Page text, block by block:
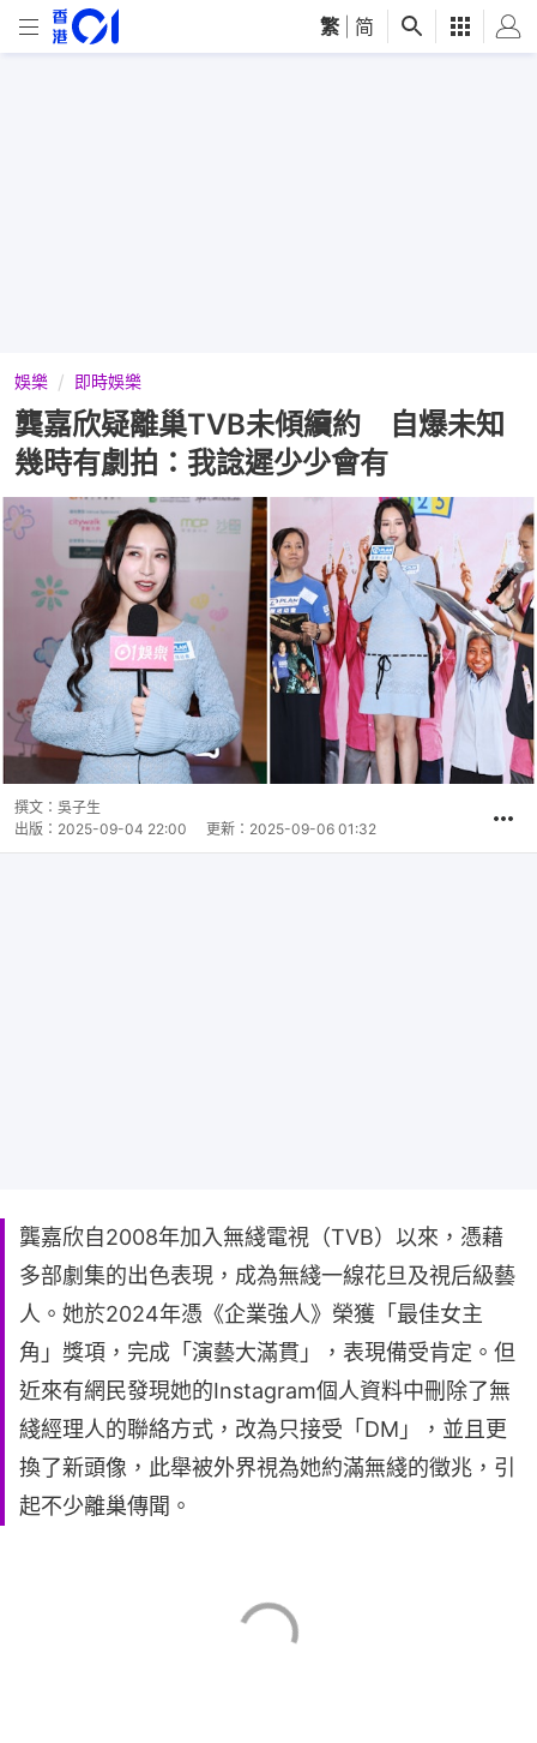
繁 简
娛樂 即時娛樂
龔嘉欣疑離巢TVB未傾續約 自爆未知
幾時有劇拍：我諗遲少少會有
撰文： 吳子生
出版： 2025-09-04 22:00 更新： 2025-09-06 01:32
龔嘉欣自2008年加入無綫電視（TVB）以來，憑藉
多部劇集的出色表現，成為無綫一線花旦及視后級藝
人。她於2024年憑《企業強人》榮獲「最佳女主
角」獎項，完成「演藝大滿貫」，表現備受肯定。但
近來有網民發現她的Instagram個人資料中刪除了無
綫經理人的聯絡方式，改為只接受「DM」，並且更
換了新頭像，此舉被外界視為她約滿無綫的徵兆，引
起不少離巢傳聞。